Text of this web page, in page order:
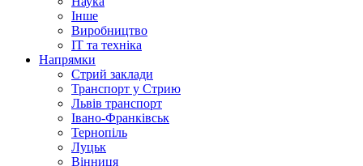
Інше
Виробництво
IT та техніка
Напрямки
Стрий заклади
Транспорт у Стрию
Львів транспорт
Івано-Франківськ
Тернопіль
Луцьк
Вінниця